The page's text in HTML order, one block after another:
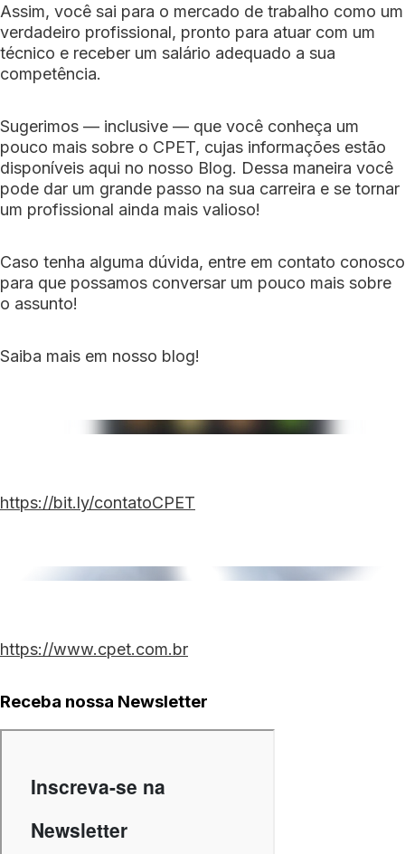
Assim, você sai para o mercado de trabalho como um
verdadeiro profissional, pronto para atuar com um
técnico e receber um salário adequado a sua
competência.
Sugerimos — inclusive — que você conheça um
pouco mais sobre o CPET, cujas informações estão
disponíveis aqui no nosso Blog. Dessa maneira você
pode dar um grande passo na sua carreira e se tornar
um profissional ainda mais valioso!
Caso tenha alguma dúvida, entre em contato conosco
para que possamos conversar um pouco mais sobre
o assunto!
Saiba mais em nosso blog!
https://bit.ly/contatoCPET
https://www.cpet.com.br
Receba nossa Newsletter